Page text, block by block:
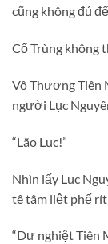
cũng không đủ
Cổ Trùng không
Vô Thượng Tiên
người Lục
“Lão Lục!”
Nhìn lấy Lục
tê tâm liệt phế rít
“Dư nghiệt Tiên